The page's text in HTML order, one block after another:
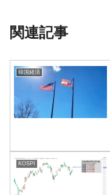
関連記事
韓国経済
KOSPI